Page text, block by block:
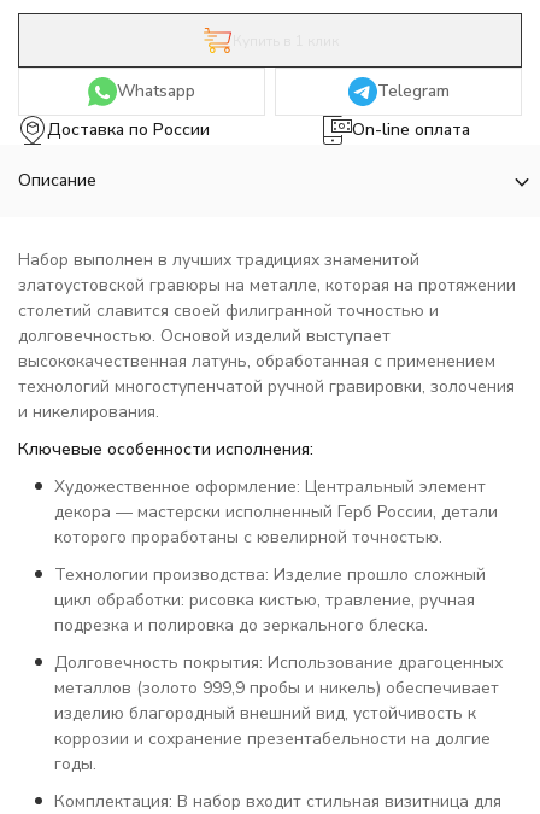
Whatsapp
Telegram
Доставка по России
On-line оплата
Описание
Набор выполнен в лучших традициях знаменитой
златоустовской гравюры на металле, которая на протяжении
столетий славится своей филигранной точностью и
долговечностью. Основой изделий выступает
высококачественная латунь, обработанная с применением
технологий многоступенчатой ручной гравировки, золочения
и никелирования.
Ключевые особенности исполнения:
Художественное оформление: Центральный элемент
декора — мастерски исполненный Герб России, детали
которого проработаны с ювелирной точностью.
Технологии производства: Изделие прошло сложный
цикл обработки: рисовка кистью, травление, ручная
подрезка и полировка до зеркального блеска.
Долговечность покрытия: Использование драгоценных
металлов (золото 999,9 пробы и никель) обеспечивает
изделию благородный внешний вид, устойчивость к
коррозии и сохранение презентабельности на долгие
годы.
Комплектация: В набор входит стильная визитница для